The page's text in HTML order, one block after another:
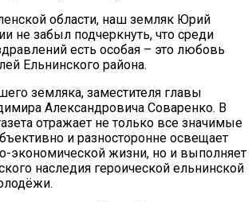
области, наш земляк Юрий
не забыл подчеркнуть, что среди
есть особая – это любовь
Ельнинского района.
земляка, заместителя главы
Александровича Соваренко. В
отражает не только все значимые
и разносторонне освещает
экономической жизни, но и выполняет
наследия героической ельнинской